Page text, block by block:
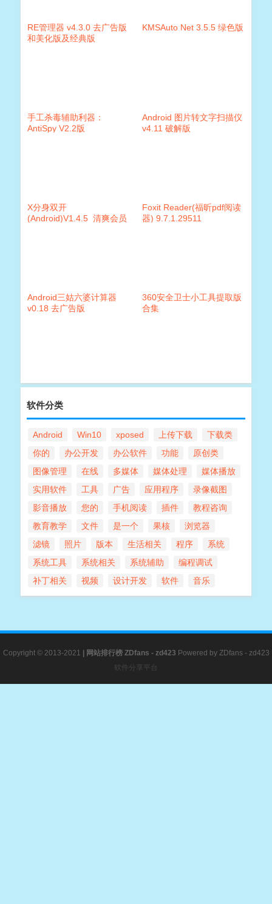
RE管理器 v4.3.0 去广告版
和美化版及经典版
KMSAuto Net 3.5.5 绿色版
手工杀毒辅助利器：
AntiSpy V2.2版
Android 图片转文字扫描仪
v4.11 破解版
X分身双开
(Android)V1.4.5_清爽会员
Foxit Reader(福昕pdf阅读
器) 9.7.1.29511
Android三姑六婆计算器
v0.18 去广告版
360安全卫士小工具提取版
合集
软件分类
Android Win10 xposed 上传下载
下载类
你的
办公开发 办公软件 功能
原创类
图像管理
在线 多媒体 媒体处理
媒体播放
实用软件
工具 广告 应用程序
录像截图
影音播放
您的 手机阅读 插件
教程咨询
教育教学
文件 是一个 果核
浏览器
滤镜
照片 版本 生活相关 程序
系统
系统工具
系统相关 系统辅助
编程调试
补丁相关
视频 设计开发 软件 音乐
Copyright © 2013-2021 网站排行榜ZDfans - zd423 Powered by ZDfans - zd423
软件分享平台